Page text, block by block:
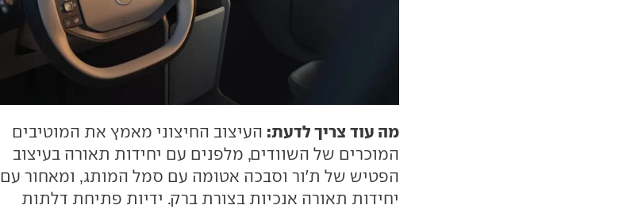
מה עוד צריך לדעת: העיצוב החיצוני מאמץ את המוטיבים
המוכרים של השוודים, מלפנים עם יחידות תאורה בעיצוב
הפטיש של ת'ור וסבכה אטומה עם סמל המותג, ומאחור עם
יחידות תאורה אנכיות בצורת ברק. ידיות פתיחת דלתות